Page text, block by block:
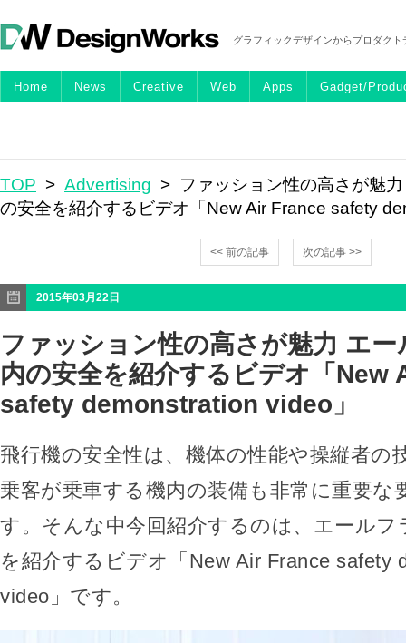
グラフィックデザインからプロダク
Home News Creative Web Apps Gadget/
TOP > Advertising > ファッション性の高さが魅
の安全を紹介するビデオ「New Air France safety
<< 前の記事 次の記事 >>
2015年03月22日
ファッション性の高さが魅力 エ
内の安全を紹介するビデオ「New
safety demonstration video」
飛行機の安全性は、機体の性能や操縦者の
乗客が乗車する機内の装備も非常に重要な
す。そんな中今回紹介するのは、エールフ
を紹介するビデオ「New Air France safety
video」です。